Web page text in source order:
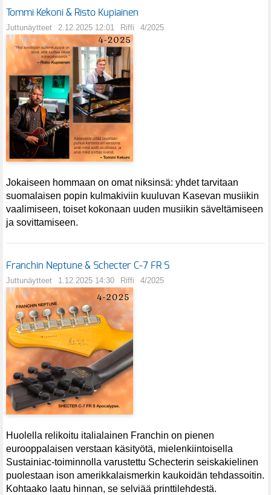
Tommi Kekoni & Risto Kupiainen
Juttunäytteet 2.12.2025 12:01 Riffi 4/2025
Jokaiseen hommaan on omat niksinsä: yhdet tarvitaan
suomalaisen popin kulmakiviin kuuluvan Kasevan musiikin
vaalimiseen, toiset kokonaan uuden musiikin säveltämiseen
ja sovittamiseen.
Franchin Neptune & Schecter C-7 FR S
Juttunäytteet 1.12.2025 14:30 Riffi 4/2025
Huolella relikoitu italialainen Franchin on pienen
eurooppalaisen verstaan käsityötä, mielenkiintoisella
Sustainiac-toiminnolla varustettu Schecterin seiskakielinen
puolestaan ison amerikkalaismerkin kaukoidän tehdassoitin.
Kohtaako laatu hinnan, se selviää printtilehdestä.